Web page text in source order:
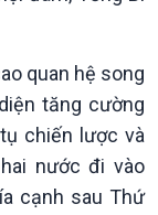
quan hệ song
tăng cường
chiến lược và
nước đi vào
cạnh sau Thứ